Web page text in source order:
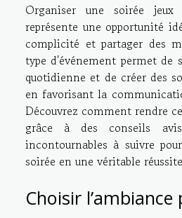
Organiser une soirée
représente une opportunité
complicité et partager des
type d'événement permet de
quotidienne et de créer des
en favorisant la
Découvrez comment rendre
grâce à des conseils
incontournables à suivre
soirée en une véritable
Choisir